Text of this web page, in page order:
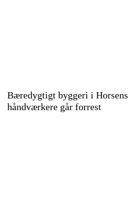
Bæredygtigt byggeri i
håndværkere går forrest